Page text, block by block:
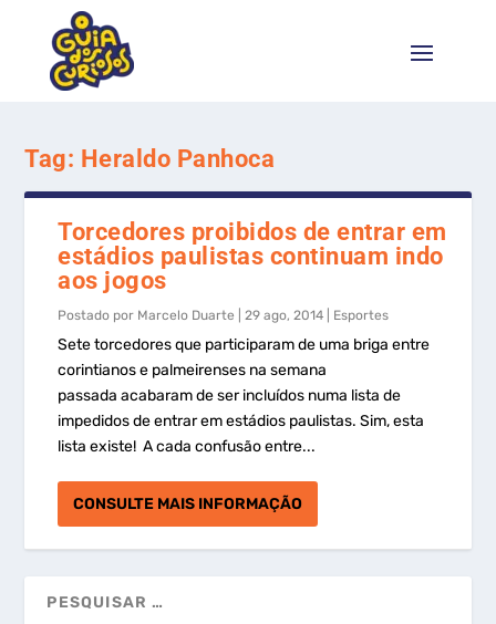
Tag: Heraldo Panhoca
Torcedores proibidos de entrar em
estádios paulistas continuam indo
aos jogos
Postado por Marcelo Duarte |29 ago, 2014 Esportes
Sete torcedores que participaram de uma briga entre
corintianos e palmeirenses na semana
passada acabaram de ser incluídos numa lista de
impedidos de entrar em estádios paulistas. Sim, esta
lista existe! A cada confusão entre...
CONSULTE MAIS INFORMAÇÃO